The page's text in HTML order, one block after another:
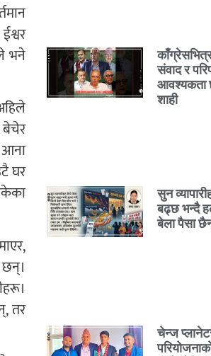
भने
आना
घर
तर
संवाद र
आवश्यकता
शाही
सुन
बढ्छ भन्दै
बेला पैसा
चेन्ज